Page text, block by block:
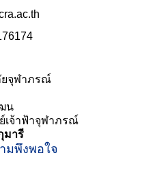
ยจุฬาภรณ์
น
เจ้าฟ้าจุฬาภรณ์
มารี
มพึงพอใจ